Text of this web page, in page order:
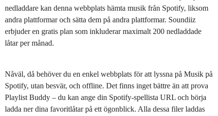
nedladdare kan denna webbplats hämta musik från Spotify, liksom
andra plattformar och sätta dem på andra plattformar. Soundiiz
erbjuder en gratis plan som inkluderar maximalt 200 nedladdade
låtar per månad.
Nåväl, då behöver du en enkel webbplats för att lyssna på Musik på
Spotify, utan besvär, och offline. Det finns inget bättre än att prova
Playlist Buddy – du kan ange din Spotify-spellista URL och börja
ladda ner dina favoritlåtar på ett ögonblick. Alla dessa filer laddas